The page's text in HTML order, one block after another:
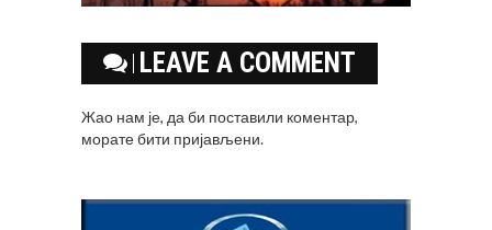
LEAVE A COMMENT
Жао нам је, да би поставили коментар,
моратебити пријављени.